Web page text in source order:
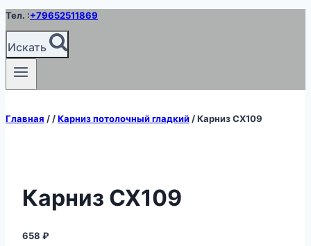
Перейти
содержимому
Тел. :+79652511869
Искать
Главная / /Карниз потолочный гладкий /Карниз CX109
Карниз CX109
658 ₽